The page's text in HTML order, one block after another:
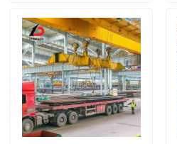
Do domu
architektonicznych